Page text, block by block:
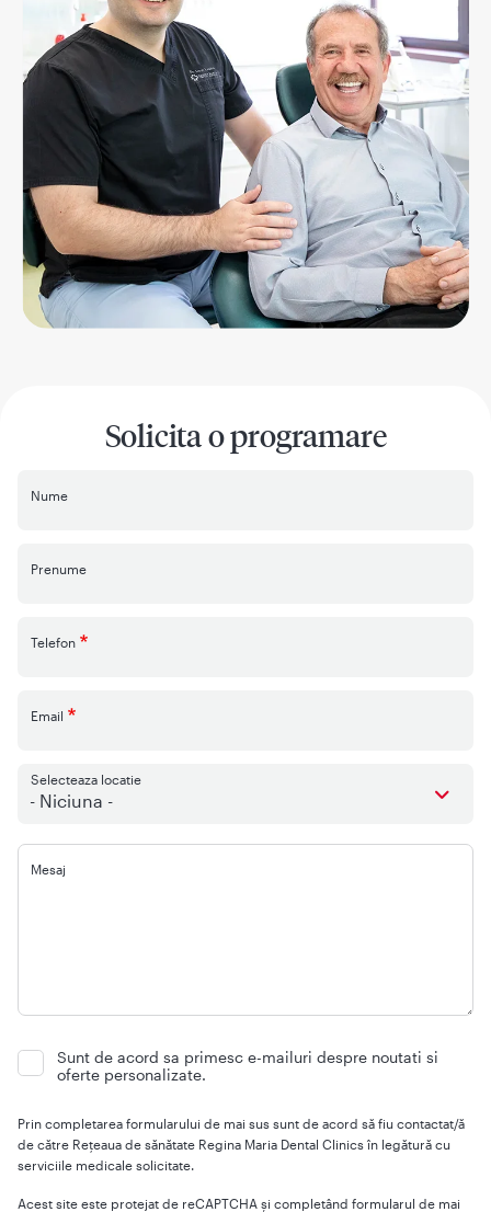
Solicita o programare
Nume
Prenume
Telefon
Email
Selecteaza locatie
- Niciuna -
Mesaj
Sunt de acord sa primesc e-mailuri despre noutati si
oferte personalizate.
Prin completarea formularului de mai sus sunt de acord să fiu contactat/ă
de către Rețeaua de sănătate Regina Maria Dental Clinics în legătură cu
serviciile medicale solicitate.
Acest site este protejat de reCAPTCHA și completând formularul de mai